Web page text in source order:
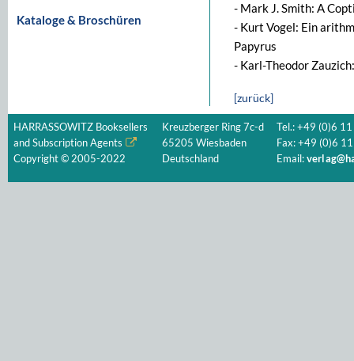
Kataloge & Broschüren
- Mark J. Smith: A
- Kurt Vogel: Ein
Papyrus
- Karl-Theodor
[zurück]
HARRASSOWITZ Booksellers
and Subscription Agents
Copyright © 2005-2022
Kreuzberger Ring 7c-d
65205 Wiesbaden
Deutschland
Tel.: +49 (0)6
Fax: +49 (0)6
Email: